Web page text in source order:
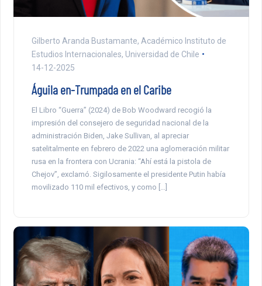
Gilberto Aranda Bustamante, Académico Instituto de
Estudios Internacionales, Universidad de Chile
14-12-2025
Águila en-Trumpada en el Caribe
El Libro “Guerra” (2024) de Bob Woodward recogió la
impresión del consejero de seguridad nacional de la
administración Biden, Jake Sullivan, al apreciar
satelitalmente en febrero de 2022 una aglomeración militar
rusa en la frontera con Ucrania: “Ahí está la pistola de
Chejov”, exclamó. Sigilosamente el presidente Putin había
movilizado 110 mil efectivos, y como […]